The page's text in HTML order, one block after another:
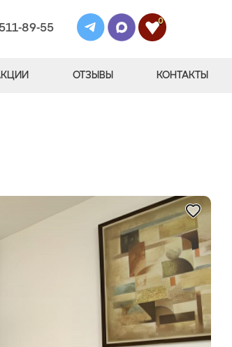
89-55
0
ОТЗЫВЫ КОНТАКТЫ